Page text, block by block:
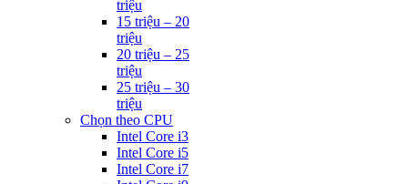
triệu
15 triệu – 20
triệu
20 triệu – 25
triệu
25 triệu – 30
triệu
Chọn theo CPU
Intel Core i3
Intel Core i5
Intel Core i7